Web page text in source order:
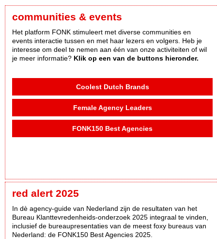
communities & events
Het platform FONK stimuleert met diverse communities en
events interactie tussen en met haar lezers en volgers. Heb je
interesse om deel te nemen aan één van onze activiteiten of wil
je meer informatie? Klik op een van de buttons hieronder.
Coolest Dutch Brands
Female Agency Leaders
FONK150 Best Agencies
red alert 2025
In dè agency-guide van Nederland zijn de resultaten van het
Bureau Klanttevredenheids-onderzoek 2025 integraal te vinden,
inclusief de bureaupresentaties van de meest foxy bureaus van
Nederland: de FONK150 Best Agencies 2025.